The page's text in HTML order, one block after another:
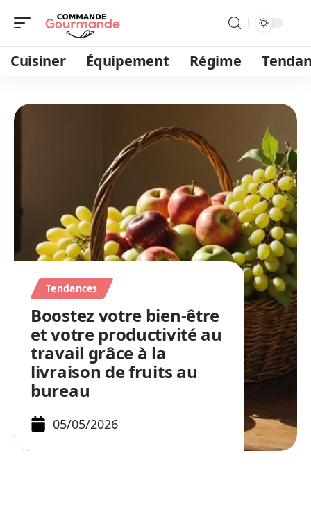
Cuisiner Équipement Régime
Tendances
Boostez votre bien-être
et votre productivité au
travail grâce à la
livraison de fruits au
bureau
05/05/2026